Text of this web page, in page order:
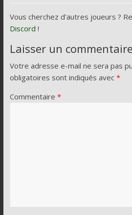
Vous cherchez d'autres joueurs ?
Discord !
Laisser un commentaire
Votre adresse e-mail ne sera pas
obligatoires sont indiqués avec *
Commentaire *